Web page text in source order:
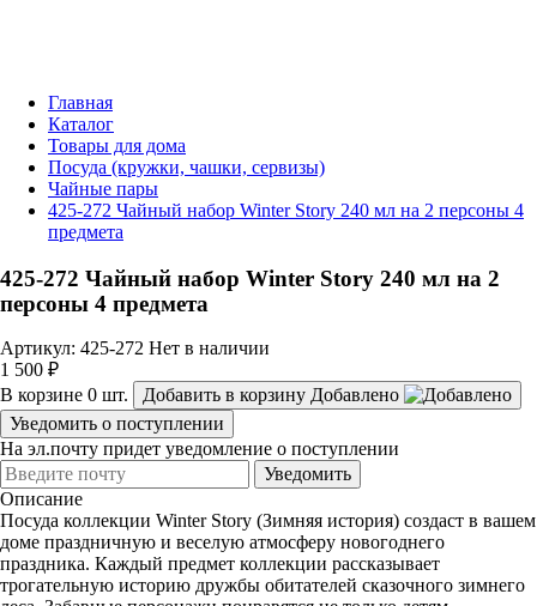
Главная
Каталог
Товары для дома
Посуда (кружки, чашки, сервизы)
Чайные пары
425-272 Чайный набор Winter Story 240 мл на 2 персоны 4
предмета
425-272 Чайный набор Winter Story 240 мл на 2
персоны 4 предмета
Артикул: 425-272 Нет в наличии
1 500 ₽
В корзине 0 шт. Добавить в корзину Добавлено
Уведомить о поступлении
На эл.почту придет уведомление о поступлении
Уведомить
Описание
Посуда коллекции Winter Story (Зимняя история) создаст в вашем
доме праздничную и веселую атмосферу новогоднего
праздника. Каждый предмет коллекции рассказывает
трогательную историю дружбы обитателей сказочного зимнего